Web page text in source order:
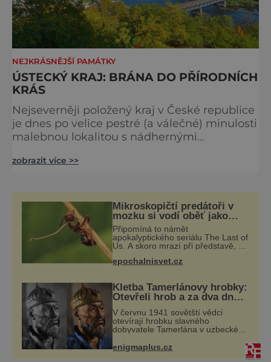
NEJKRÁSNĚJŠÍ PAMÁTKY
ÚSTECKÝ KRAJ: BRÁNA DO PŘÍRODNÍCH
KRÁS
Nejseverněji položený kraj v České republice
je dnes po velice pestré (a válečné) minulosti
malebnou lokalitou s nádhernými
pomalu vznikajícími jezery. Návštěva v jejích
si pečlivě střežil svá území a příroda pomalu
formovala největší poklady. [caption
id="attachment_
zobrazit více >>
Mikroskopičtí predátoři v
mozku si vodí oběť jako
loutku
Připomíná to námět
apokalyptického seriálu The Last of
Us. A skoro mrazí při představě, že
běžně – s tím rozdílem, že nejde
epochalnisvet.cz
Kletba Tamerlánovy hrobky:
Otevřeli hrob a za dva dny
začala invaze do SSSR.
Náhoda, nebo varování?
V červnu 1941 sovětští vědci
otevírají hrobku slavného
dobyvatele Tamerlána v uzbeckém
nacistické Německo zahajuje
operaci Barbarossa a napadá
enigmaplus.cz